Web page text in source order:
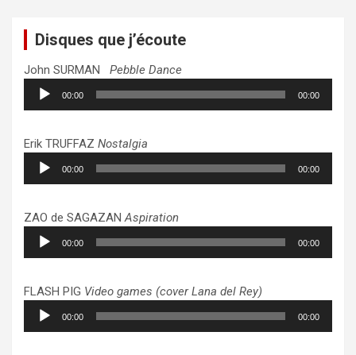
Disques que j’écoute
John SURMAN Pebble Dance
Lecteur
audio
00:00 00:00
Erik TRUFFAZ Nostalgia
Lecteur
audio
00:00 00:00
ZAO de SAGAZANAspiration
Lecteur
audio
00:00 00:00
FLASH PIG Video games (cover Lana del Rey)
Lecteur
audio
00:00 00:00